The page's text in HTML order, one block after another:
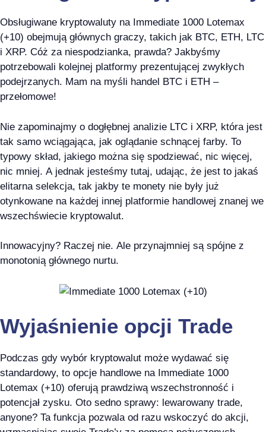
Obsługiwane kryptowaluty na Immediate 1000 Lotemax
(+10) obejmują głównych graczy, takich jak BTC, ETH, LTC
i XRP. Cóż za niespodzianka, prawda? Jakbyśmy
potrzebowali kolejnej platformy prezentującej zwykłych
podejrzanych. Mam na myśli handel BTC i ETH –
przełomowe!
Nie zapominajmy o dogłębnej analizie LTC i XRP, która jest
tak samo wciągająca, jak oglądanie schnącej farby. To
typowy skład, jakiego można się spodziewać, nic więcej,
nic mniej. A jednak jesteśmy tutaj, udając, że jest to jakaś
elitarna selekcja, tak jakby te monety nie były już
otynkowane na każdej innej platformie handlowej znanej we
wszechświecie kryptowalut.
Innowacyjny? Raczej nie. Ale przynajmniej są spójne z
monotonią głównego nurtu.
Wyjaśnienie opcji Trade
Podczas gdy wybór kryptowalut może wydawać się
standardowy, to opcje handlowe na Immediate 1000
Lotemax (+10) oferują prawdziwą wszechstronność i
potencjał zysku. Oto sedno sprawy: lewarowany trade,
anyone? Ta funkcja pozwala od razu wskoczyć do akcji,